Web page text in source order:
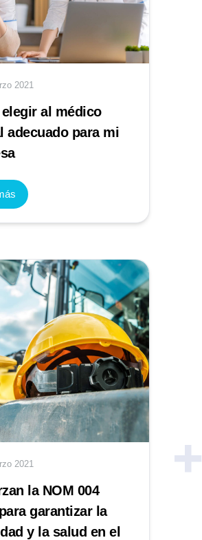
2021
al médico
adecuado para mi
2021
la NOM 004
garantizar la
y la salud en el